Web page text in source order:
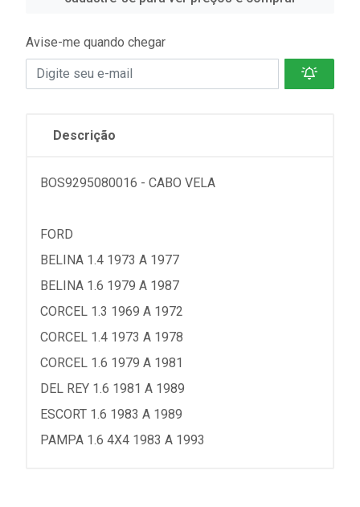
Avise-me quando chegar
Descrição
BOS9295080016 - CABO VELA
FORD
BELINA 1.4 1973 A 1977
BELINA 1.6 1979 A 1987
CORCEL 1.3 1969 A 1972
CORCEL 1.4 1973 A 1978
CORCEL 1.6 1979 A 1981
DEL REY 1.6 1981 A 1989
ESCORT 1.6 1983 A 1989
PAMPA 1.6 4X4 1983 A 1993